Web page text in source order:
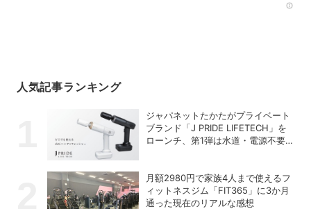
人気記事ランキング
ジャパネットたかたがプライベート
ブランド「J PRIDE LIFETECH」を
ローンチ、第1弾は水道・電源不要
月額2980円で家族4人まで使えるフ
ィットネスジム「FIT365」に3か月
通った現在のリアルな感想